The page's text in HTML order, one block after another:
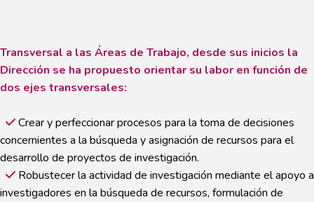
Transversal a las Áreas de Trabajo, desde sus inicios la
Dirección se ha propuesto orientar su labor en función de
dos ejes transversales:
Crear y perfeccionar procesos para la toma de decisiones
concernientes a la búsqueda y asignación de recursos para el
desarrollo de proyectos de investigación.
Robustecer la actividad de investigación mediante el apoyo a
investigadores en la búsqueda de recursos, formulación de